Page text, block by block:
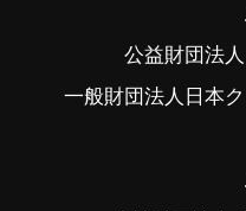
公益財団法
一般財団法人日本